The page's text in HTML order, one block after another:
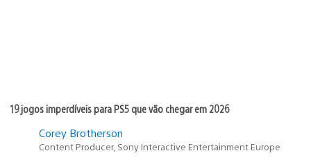
19 jogos imperdíveis para PS5 que vão chegar em 2026
Corey Brotherson
Content Producer, Sony Interactive Entertainment Europe